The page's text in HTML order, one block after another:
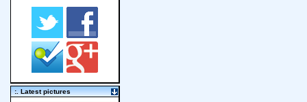
:. Latest pictures